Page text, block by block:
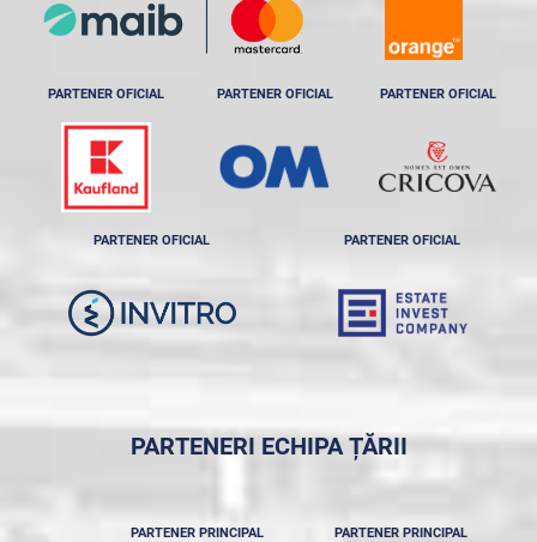
PARTENER OFICIAL PARTENER OFICIAL PARTENER OFICIAL
PARTENER OFICIAL PARTENER OFICIAL
PARTENERI ECHIPA ȚĂRII
PARTENER PRINCIPAL PARTENER PRINCIPAL